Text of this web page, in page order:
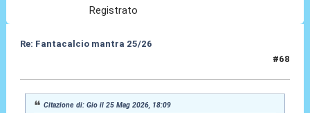
Registrato
Re: Fantacalcio mantra 25/26
#68
Citazione di: Gio il 25 Mag 2026, 18:09